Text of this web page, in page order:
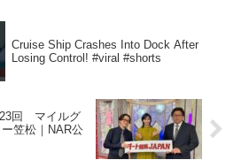
Cruise Ship Crashes Into Dock After
Losing Control! #viral #shorts
回 マイルグ
笠松｜NAR公